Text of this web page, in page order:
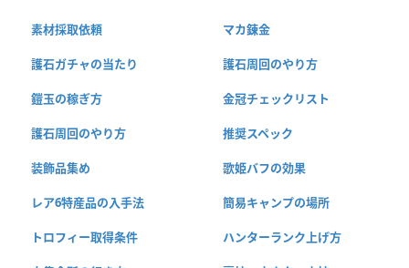
素材採取依頼 マカ錬金
護石ガチャの当たり 護石周回のやり方
鎧玉の稼ぎ方 金冠チェックリスト
護石周回のやり方 推奨スペック
装飾品集め 歌姫バフの効果
レア6特産品の入手法 簡易キャンプの場所
トロフィー取得条件 ハンターランク上げ方